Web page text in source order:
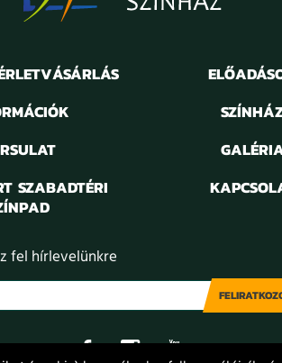
SZABADTÉRI
fel hírlevelünkre